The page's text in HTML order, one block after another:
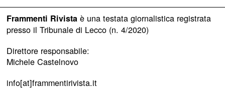
Frammenti Rivistaè una testata giornalistica registrata
presso il Tribunale di Lecco (n. 4/2020)
Direttore responsabile:
Michele Castelnovo
info[at]frammentirivista.it